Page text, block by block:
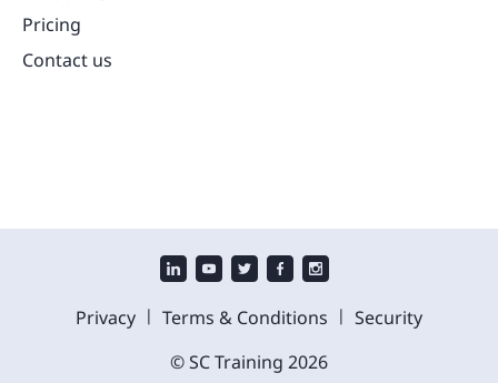
Pricing
Contact us
Privacy | Terms & Conditions | Security
© SC Training 2026